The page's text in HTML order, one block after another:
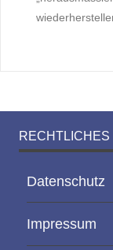
RECHTLICHES
Datenschutz
Impressum